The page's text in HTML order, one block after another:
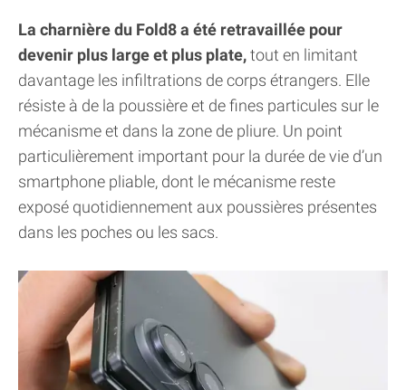
La charnière du Fold8 a été retravaillée pour
devenir plus large et plus plate,tout en limitant
davantage les infiltrations de corps étrangers. Elle
résiste à de la poussière et de fines particules sur le
mécanisme et dans la zone de pliure. Un point
particulièrement important pour la durée de vie d’un
smartphone pliable, dont le mécanisme reste
exposé quotidiennement aux poussières présentes
dans les poches ou les sacs.